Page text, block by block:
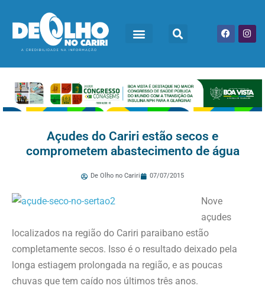
Açudes do Cariri estão secos e
comprometem abastecimento de água
De Olho no Cariri 07/07/2015
Nove
açudes
localizados na região do Cariri paraibano estão
completamente secos. Isso é o resultado deixado pela
longa estiagem prolongada na região, e as poucas
chuvas que tem caído nos últimos três anos.